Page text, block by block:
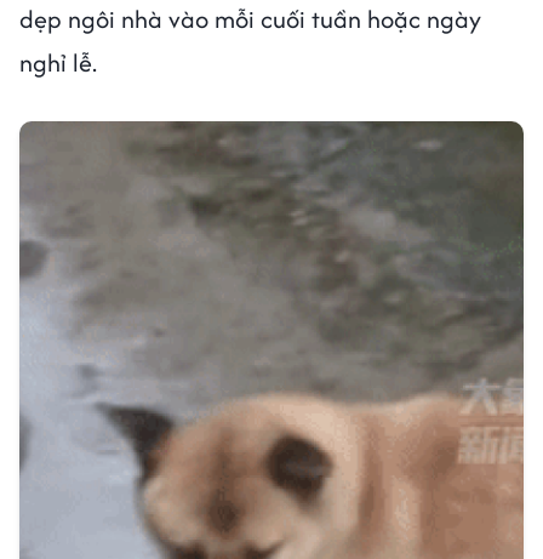
dẹp ngôi nhà vào mỗi cuối tuần hoặc ngày
nghỉ lễ.